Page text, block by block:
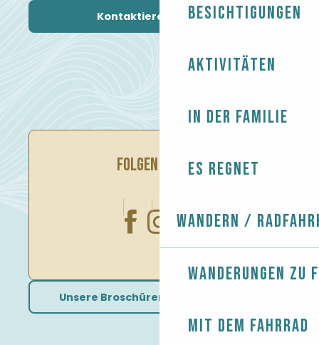
Besichtigungen
Aktivitäten
In der Familie
Es regnet
Wandern /
Wanderungen zu
Mit dem Fahrrad
Kontaktieren Sie uns
FOLGEN SIE UNS
Unsere Broschüren herunterladen